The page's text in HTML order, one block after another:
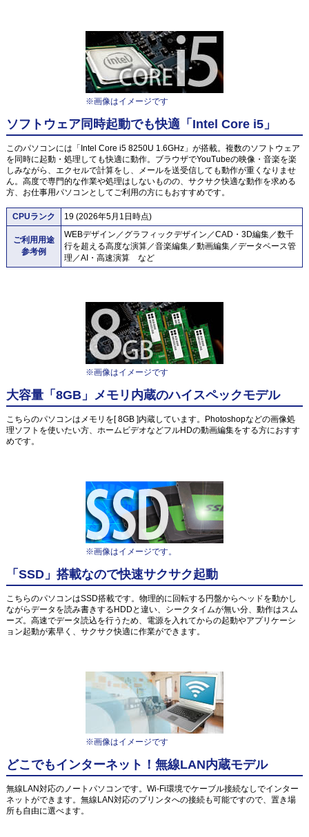
※画像はイメージです
ソフトウェア同時起動でも快適「Intel Core i5」
このパソコンには「Intel Core i5 8250U 1.6GHz」が搭載。複数のソフトウェア
を同時に起動・処理しても快適に動作。ブラウザでYouTubeの映像・音楽を楽
しみながら、エクセルで計算をし、メールを送受信しても動作が重くなりませ
ん。高度で専門的な作業や処理はしないものの、サクサク快適な動作を求める
方、お仕事用パソコンとしてご利用の方にもおすすめです。
CPUランク 19 (2026年5月1日時点)
ご利用用途
参考例
WEBデザイン／グラフィックデザイン／CAD・3D編集／数千
行を超える高度な演算／音楽編集／動画編集／データベース管
理／AI・高速演算 など
※画像はイメージです
大容量「8GB」メモリ内蔵のハイスペックモデル
こちらのパソコンはメモリを[ 8GB ]内蔵しています。Photoshopなどの画像処
理ソフトを使いたい方、ホームビデオなどフルHDの動画編集をする方におすす
めです。
※画像はイメージです。
「SSD」搭載なので快速サクサク起動
こちらのパソコンはSSD搭載です。物理的に回転する円盤からヘッドを動かし
ながらデータを読み書きするHDDと違い、シークタイムが無い分、動作はスム
ーズ。高速でデータ読込を行うため、電源を入れてからの起動やアプリケーシ
ョン起動が素早く、サクサク快適に作業ができます。
※画像はイメージです
どこでもインターネット！無線LAN内蔵モデル
無線LAN対応のノートパソコンです。Wi-Fi環境でケーブル接続なしでインター
ネットができます。無線LAN対応のプリンタへの接続も可能ですので、置き場
所も自由に選べます。